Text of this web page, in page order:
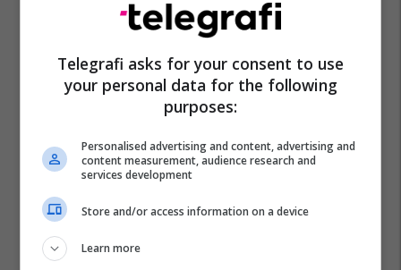
Telegrafi asks for your consent to use
your personal data for the following
purposes:
Personalised advertising and content, advertising and
content measurement, audience research and
services development
Store and/or access information on a device
Learn more